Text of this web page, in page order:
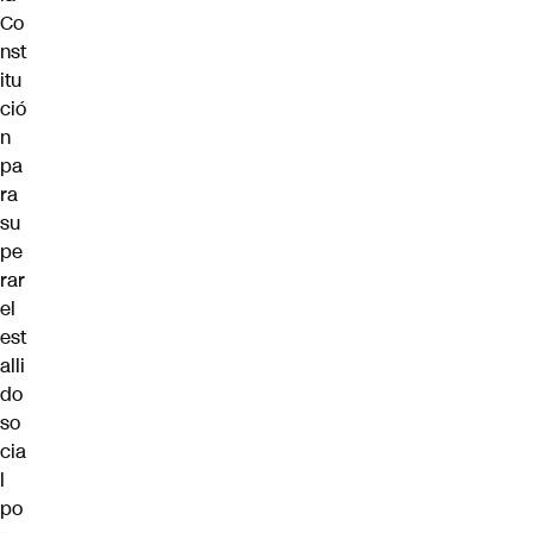
Co
nst
itu
ció
n
pa
ra
su
pe
rar
el
est
alli
do
so
cia
l
po